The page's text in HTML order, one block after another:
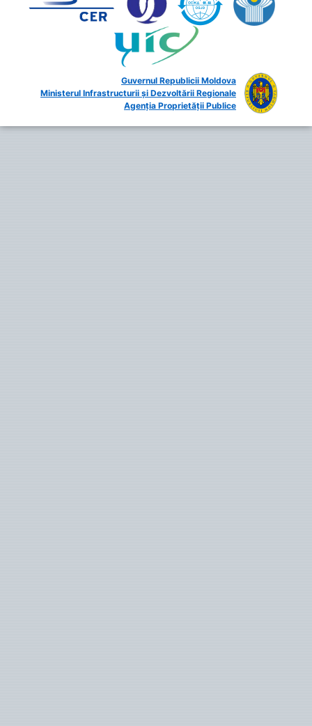
Guvernul Republicii Moldova
Ministerul Infrastructurii și Dezvoltării Regionale
Agenția Proprietății Publice